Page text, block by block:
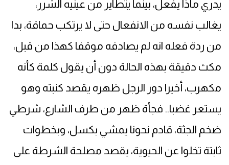
يدري ماذا يفعل، بينما يتطاير من عينيه الشرر،
يغالب نفسه من الانفعال حتى لا يرتكب حماقة، بدا
من ردة فعله انه لم يصادفه موقفا كهذا من قبل،
مكث دقيقة بهذه الحالة دون أن يقول كلمة كأنه
مكهرب، أخيرا دور الرجل ظهره يقصد كنبته وهو
يستعر غضبا.. فجأة ظهر من طرف الشارع، شرطي
ضخم الجثة، قادم نحونا يمشي بكسل، وبخطوات
ثابتة تخلوا عن الحيوية، يقصد مصلحة الشرطة على